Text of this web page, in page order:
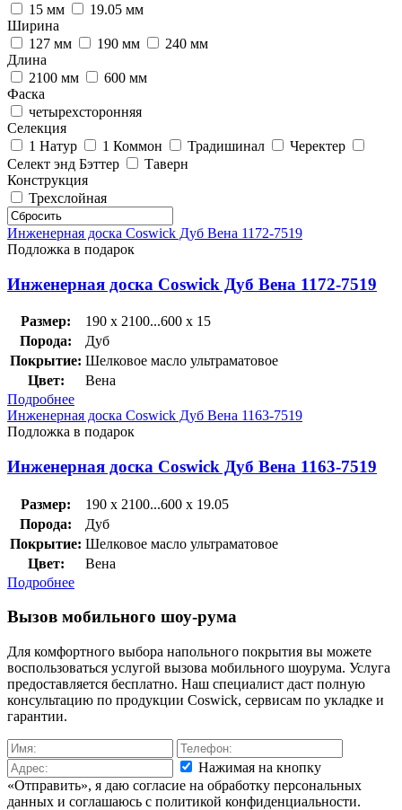
15 мм
19.05 мм
Ширина
127 мм
190 мм
240 мм
Длина
2100 мм
600 мм
Фаска
четырехсторонняя
Селекция
1 Натур
1 Коммон Традишинал
Черектер
Селект энд Бэттер
Таверн
Конструкция
Трехслойная
Инженерная доска Coswick Дуб Вена 1172-7519
Подложка в подарок
Инженерная доска Coswick Дуб Вена 1172-7519
Размер:
190 x 2100...600 x 15
Порода:
Дуб
Покрытие: Шелковое масло ультраматовое
Цвет:
Вена
Подробнее
Инженерная доска Coswick Дуб Вена 1163-7519
Подложка в подарок
Инженерная доска Coswick Дуб Вена 1163-7519
Размер:
190 x 2100...600 x 19.05
Порода:
Дуб
Покрытие: Шелковое масло ультраматовое
Цвет:
Вена
Подробнее
Вызов мобильного шоу-рума
Для комфортного выбора напольного покрытия вы можете
воспользоваться услугой вызова мобильного шоурума. Услуга
предоставляется бесплатно. Наш специалист даст полную
консультацию по продукции Coswick, сервисам по укладке и
гарантии.
Нажимая на кнопку
«Отправить», я даю согласие на обработку персональных
данных и соглашаюсь c политикой конфиденциальности.